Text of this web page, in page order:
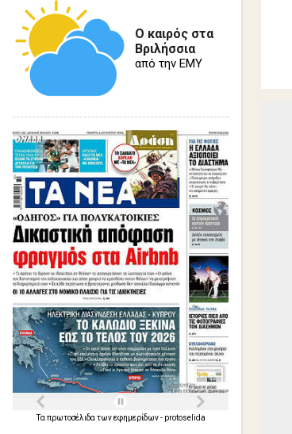
Ο καιρός στα
Βριλήσσια
από την ΕΜΥ
Τα πρωτοσέλιδα τωνεφημερίδων- protoselida